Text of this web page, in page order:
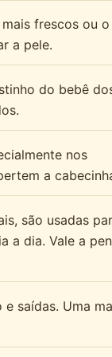
frescos ou
a pele.
do bebê
nos
a
são usadas
a dia. Vale a
saídas. Uma